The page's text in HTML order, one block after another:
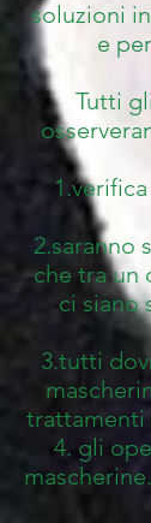
soluzioni
e
Tutti
1.verifica
2.saranno
che tra un
ci siano
3.tutti
trattamenti
4. gli
mascherine.